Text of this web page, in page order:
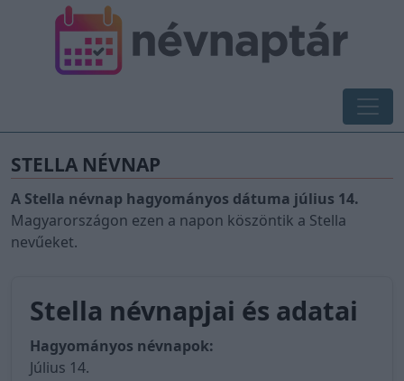
STELLA NÉVNAP
A Stella névnap hagyományos dátuma július 14.
Magyarországon ezen a napon köszöntik a Stella
nevűeket.
Stella névnapjai és adatai
Hagyományos névnapok:
Július 14.